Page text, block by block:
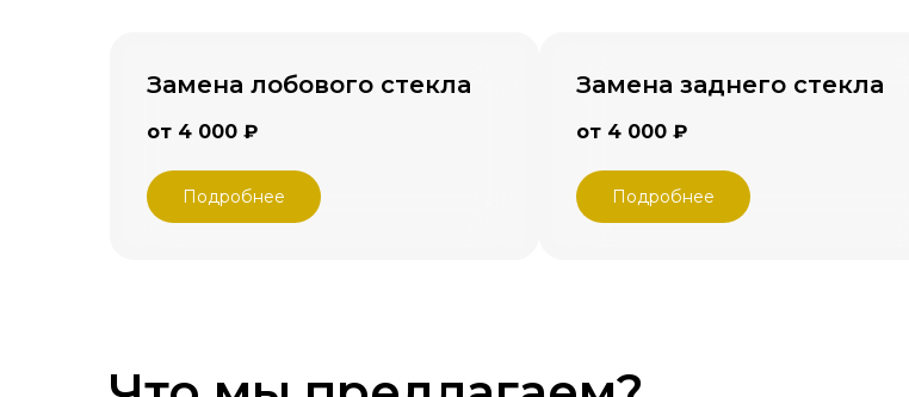
Замена лобового стекла
от 4 000 ₽
Подробнее
Замена заднего стекла
от 4 000 ₽
Подробнее